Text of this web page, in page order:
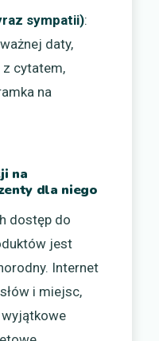
sympatii):
daty,
z cytatem,
na
na
dla niego
dostęp do
jest
Internet
i miejsc,